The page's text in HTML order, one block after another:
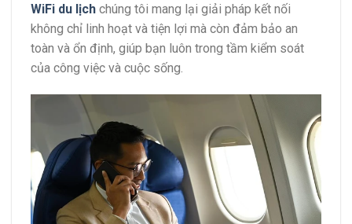
WiFi du lịch chúng tôi mang lại giải pháp kết nối
không chỉ linh hoạt và tiện lợi mà còn đảm bảo an
toàn và ổn định, giúp bạn luôn trong tầm kiểm soát
của công việc và cuộc sống.